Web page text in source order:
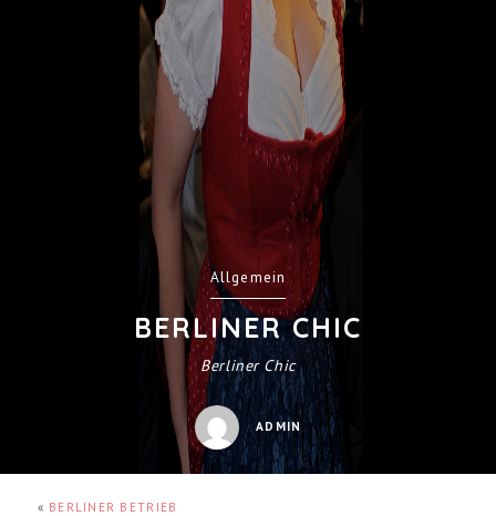
Allgemein
BERLINER CHIC
Berliner Chic
ADMIN
« BERLINER BETRIEB